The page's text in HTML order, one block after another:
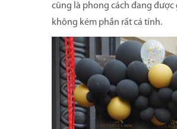
cũng là phong cách đang
không kém phần rất cá tính.